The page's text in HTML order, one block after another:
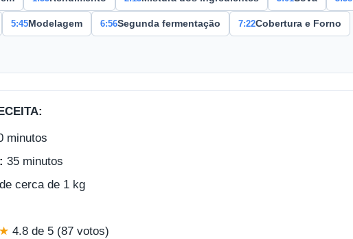
5:45Modelagem 6:56Segunda fermentação 7:22Cobertura e Forno
minutos
35 minutos
cerca de 1 kg
4.8 de 5 (87 votos)